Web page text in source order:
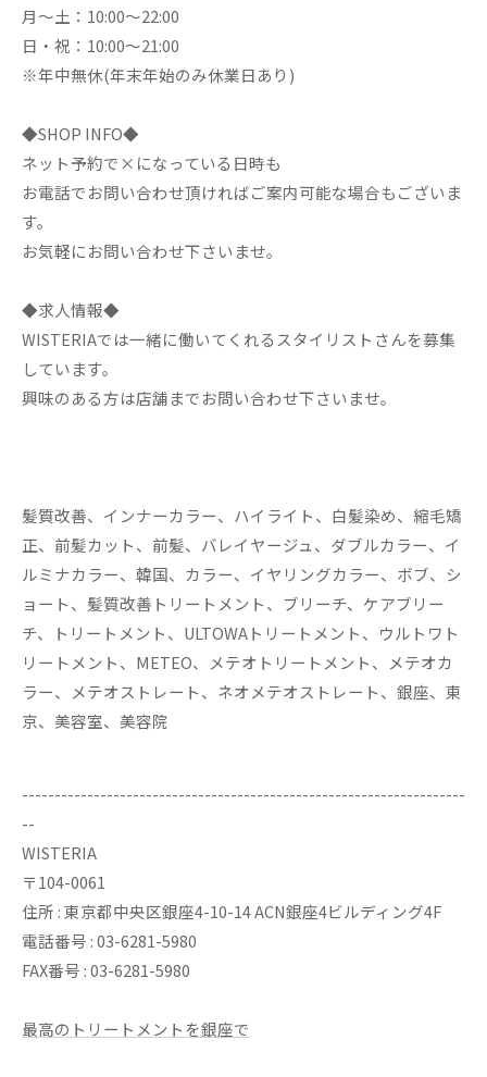
月～土：10:00～22:00
日・祝：10:00～21:00
※年中無休(年末年始のみ休業日あり)
◆SHOP INFO◆
ネット予約で×になっている日時も
お電話でお問い合わせ頂ければご案内可能な場合もございま
す。
お気軽にお問い合わせ下さいませ。
◆求人情報◆
WISTERIAでは一緒に働いてくれるスタイリストさんを募集
しています。
興味のある方は店舗までお問い合わせ下さいませ。
髪質改善、インナーカラー、ハイライト、白髪染め、縮毛矯
正、前髪カット、前髪、バレイヤージュ、ダブルカラー、イ
ルミナカラー、韓国、カラー、イヤリングカラー、ボブ、シ
ョート、髪質改善トリートメント、ブリーチ、ケアブリー
チ、トリートメント、ULTOWAトリートメント、ウルトワト
リートメント、METEO、メテオトリートメント、メテオカ
ラー、メテオストレート、ネオメテオストレート、銀座、東
京、美容室、美容院
--------------------------------------------------------------------
--
WISTERIA
〒104-0061
住所 : 東京都中央区銀座4-10-14 ACN銀座4ビルディング4F
電話番号 : 03-6281-5980
FAX番号 : 03-6281-5980
最高のトリートメントを銀座で